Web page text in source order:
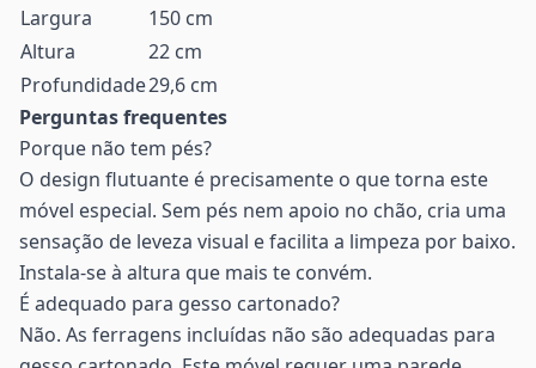
Largura
150 cm
Altura
22 cm
Profundidade29,6 cm
Perguntas frequentes
Porque não tem pés?
O design flutuante é precisamente o que torna este
móvel especial. Sem pés nem apoio no chão, cria uma
sensação de leveza visual e facilita a limpeza por baixo.
Instala-se à altura que mais te convém.
É adequado para gesso cartonado?
Não. As ferragens incluídas não são adequadas para